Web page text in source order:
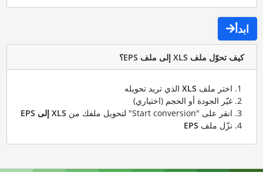
ابدأ
كيف تحوّل ملف XLS إلى ملف EPS؟
اختر ملف XLSالذي تريد تحويله
غيّر الجودة أو الحجم (اختياري)
انقر على "Start conversion" لتحويل ملفك من
XLS إلى EPS
نزّل ملف EPS